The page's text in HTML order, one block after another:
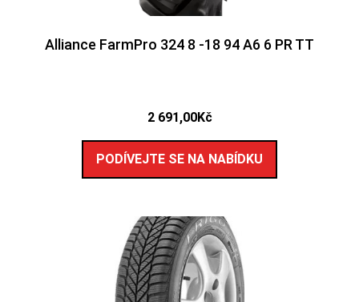
Alliance FarmPro 324 8 -18 94 A6 6 PR TT
2 691,00Kč
PODÍVEJTE SE NA NABÍDKU